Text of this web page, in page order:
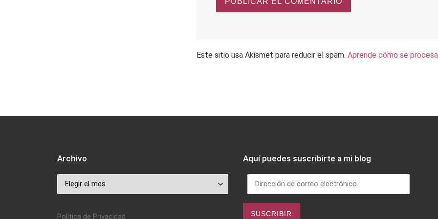
Este sitio usa Akismet para reducir el spam. Aprende cómo se
Archivo
Archivo
Política de Privacidad
Aquí puedes suscribirte a mi blog
Dirección de correo electrónico
SUSCRIBIR